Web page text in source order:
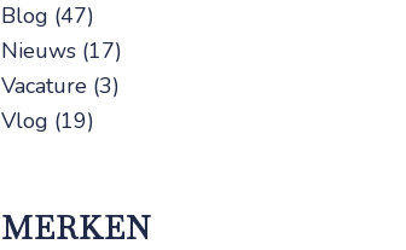
Blog (47)
Nieuws (17)
Vacature (3)
Vlog (19)
MERKEN